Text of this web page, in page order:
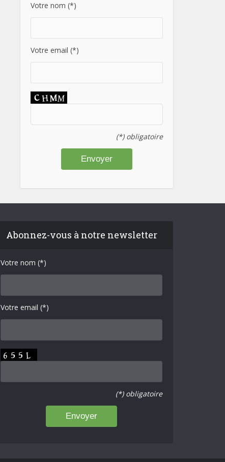
Votre nom (*)
Votre email (*)
(*) obligatoire
Abonnez-vous à notre newsletter
Votre nom (*)
Votre email (*)
(*) obligatoire